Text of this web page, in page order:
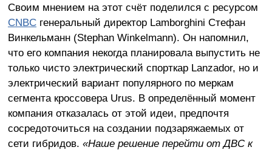
Своим мнением на этот счёт поделился с ресурсом
CNBCгенеральный директор Lamborghini Стефан
Винкельманн (Stephan Winkelmann). Он напомнил,
что его компания некогда планировала выпустить не
только чисто электрический спорткар Lanzador, но и
электрический вариант популярного по меркам
сегмента кроссовера Urus. В определённый момент
компания отказалась от этой идеи, предпочтя
сосредоточиться на создании подзаряжаемых от
сети гибридов. «Наше решение перейти от ДВС к